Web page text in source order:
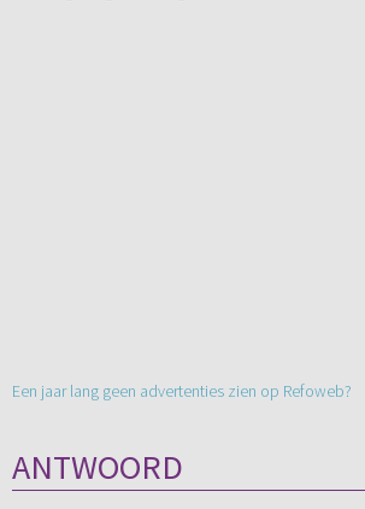
Een jaar lang geen advertenties zien op Refoweb?
ANTWOORD